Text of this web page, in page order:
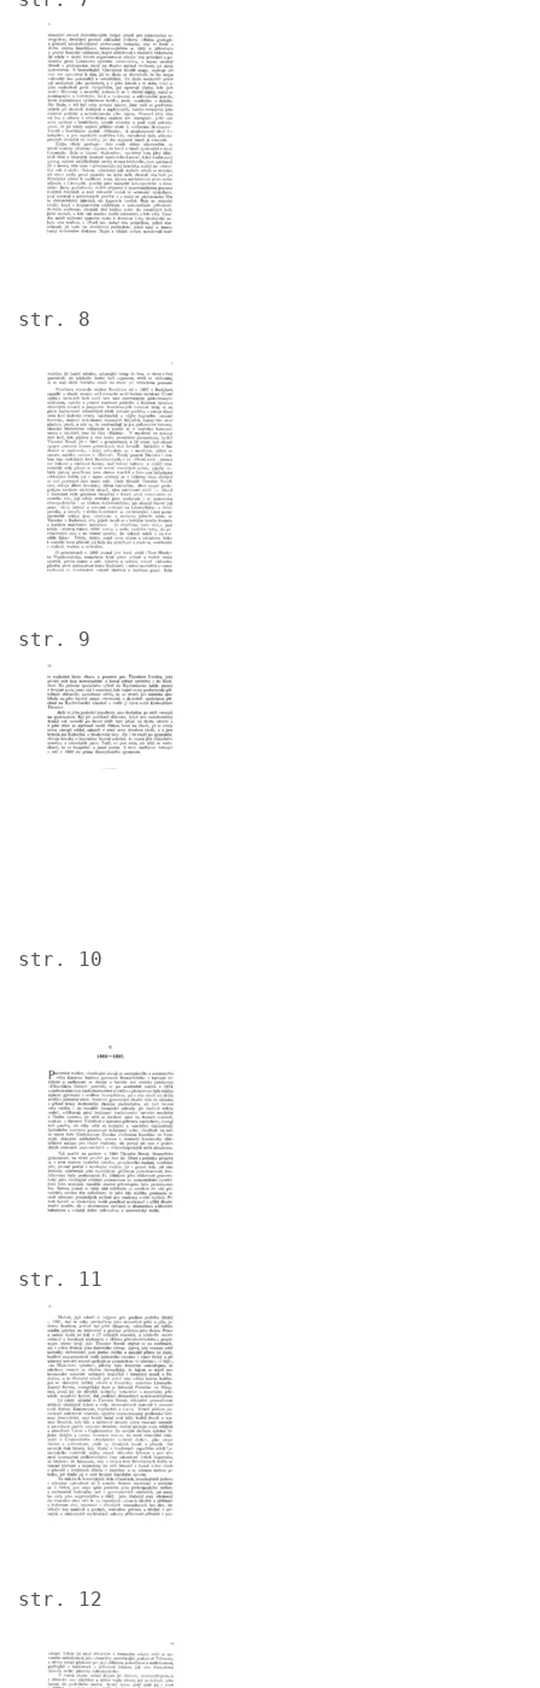
Image
str. 8
str. 9
Image
str. 10
str. 11
Image
str. 12